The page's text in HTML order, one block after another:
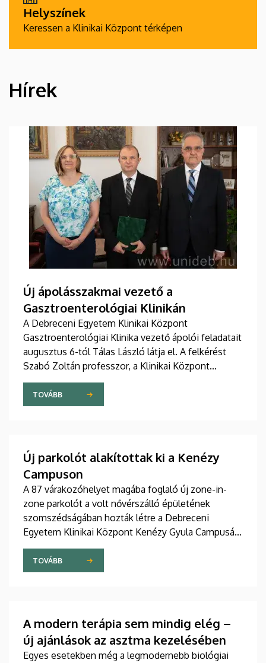
Helyszínek
Keressen a Klinikai Központ térképen
HÍREK
Hírek
Új ápolásszakmai vezető a
Gasztroenterológiai Klinikán
A Debreceni Egyetem Klinikai Központ
Gasztroenterológiai Klinika vezető ápolói feladatait
augusztus 6-tól Tálas László látja el. A felkérést
Szabó Zoltán professzor, a Klinikai Központ
elnöke, valamint Szőllősi Anna ápolási és
szakdolgozói igazgató adta át pénteken
ünnepélyes keretek között az Elnöki Hivatalban.
TOVÁBB
Új parkolót alakítottak ki a Kenézy
Campuson
A 87 várakozóhelyet magába foglaló új zone-in-
zone parkolót a volt nővérszálló épületének
szomszédságában hozták létre a Debreceni
Egyetem Klinikai Központ Kenézy Gyula Campusán.
Az új területet várhatóan augusztusban nyitják meg
a járművek előtt.
TOVÁBB
A modern terápia sem mindig elég –
új ajánlások az asztma kezelésében
Egyes esetekben még a legmodernebb biológiai